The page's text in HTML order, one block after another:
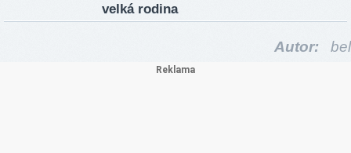
velká rodina
Autor: bel